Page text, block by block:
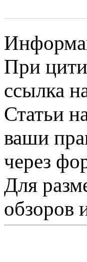
При
ссылка
Статьи
ваши
через
Для
обзоров